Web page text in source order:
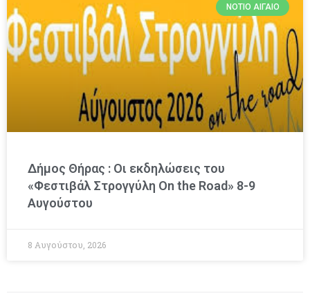
ΝΌΤΙΟ ΑΙΓΑΊΟ
Δήμος Θήρας : Οι εκδηλώσεις του
«Φεστιβάλ Στρογγύλη On the Road» 8-9
Αυγούστου
8 Αυγούστου, 2026